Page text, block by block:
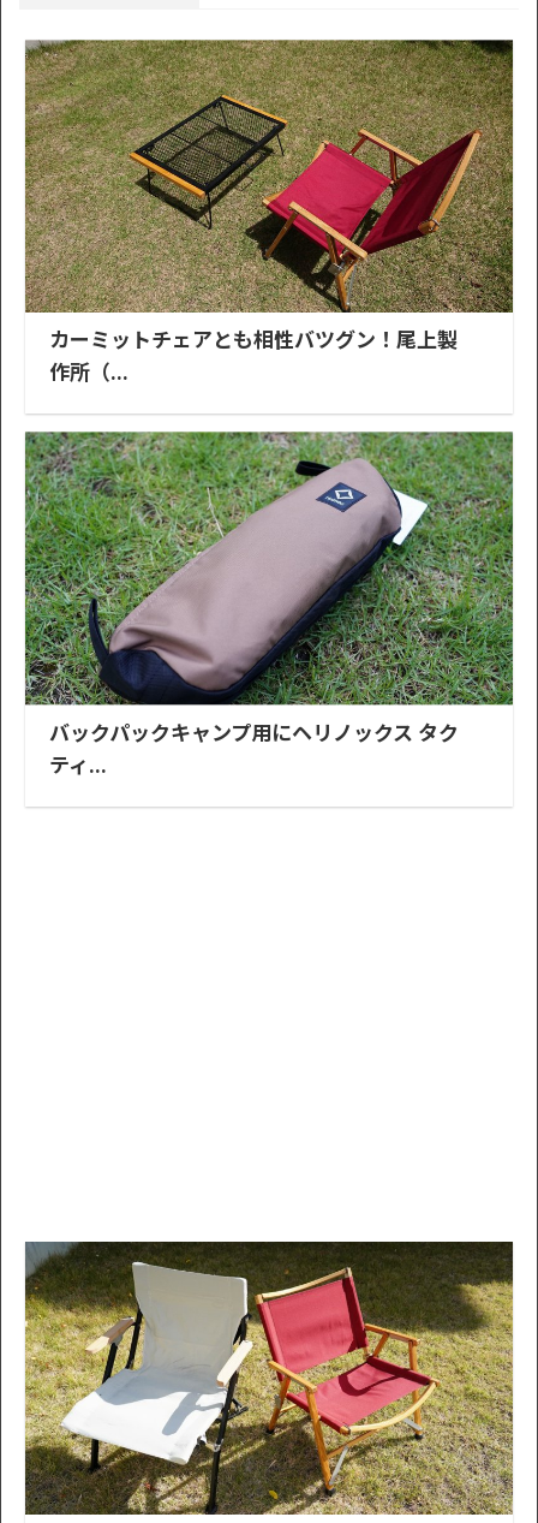
カーミットチェアとも相性バツグン！尾上製
作所（...
バックパックキャンプ用にヘリノックス タク
ティ...